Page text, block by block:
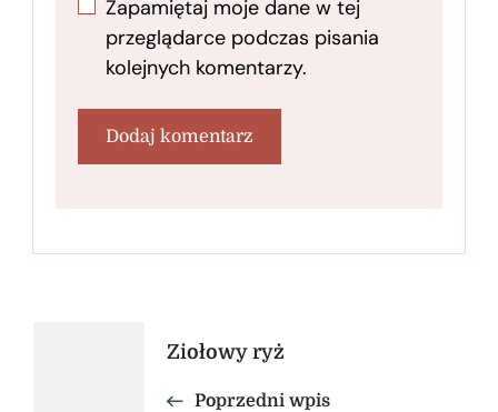
Zapamiętaj moje dane w tej
przeglądarce podczas pisania
kolejnych komentarzy.
Nawigacja
Ziołowy ryż
Poprzedni wpis